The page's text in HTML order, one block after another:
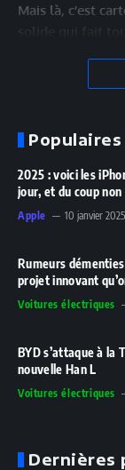
Mais là, c’est
2025 : voici les
jour, et du coup non
Apple 10 janvier 2025
Rumeurs
projet innovant
Voitures électriques
BYD s’attaque à la
nouvelle Han L
Voitures électriques
Dernières